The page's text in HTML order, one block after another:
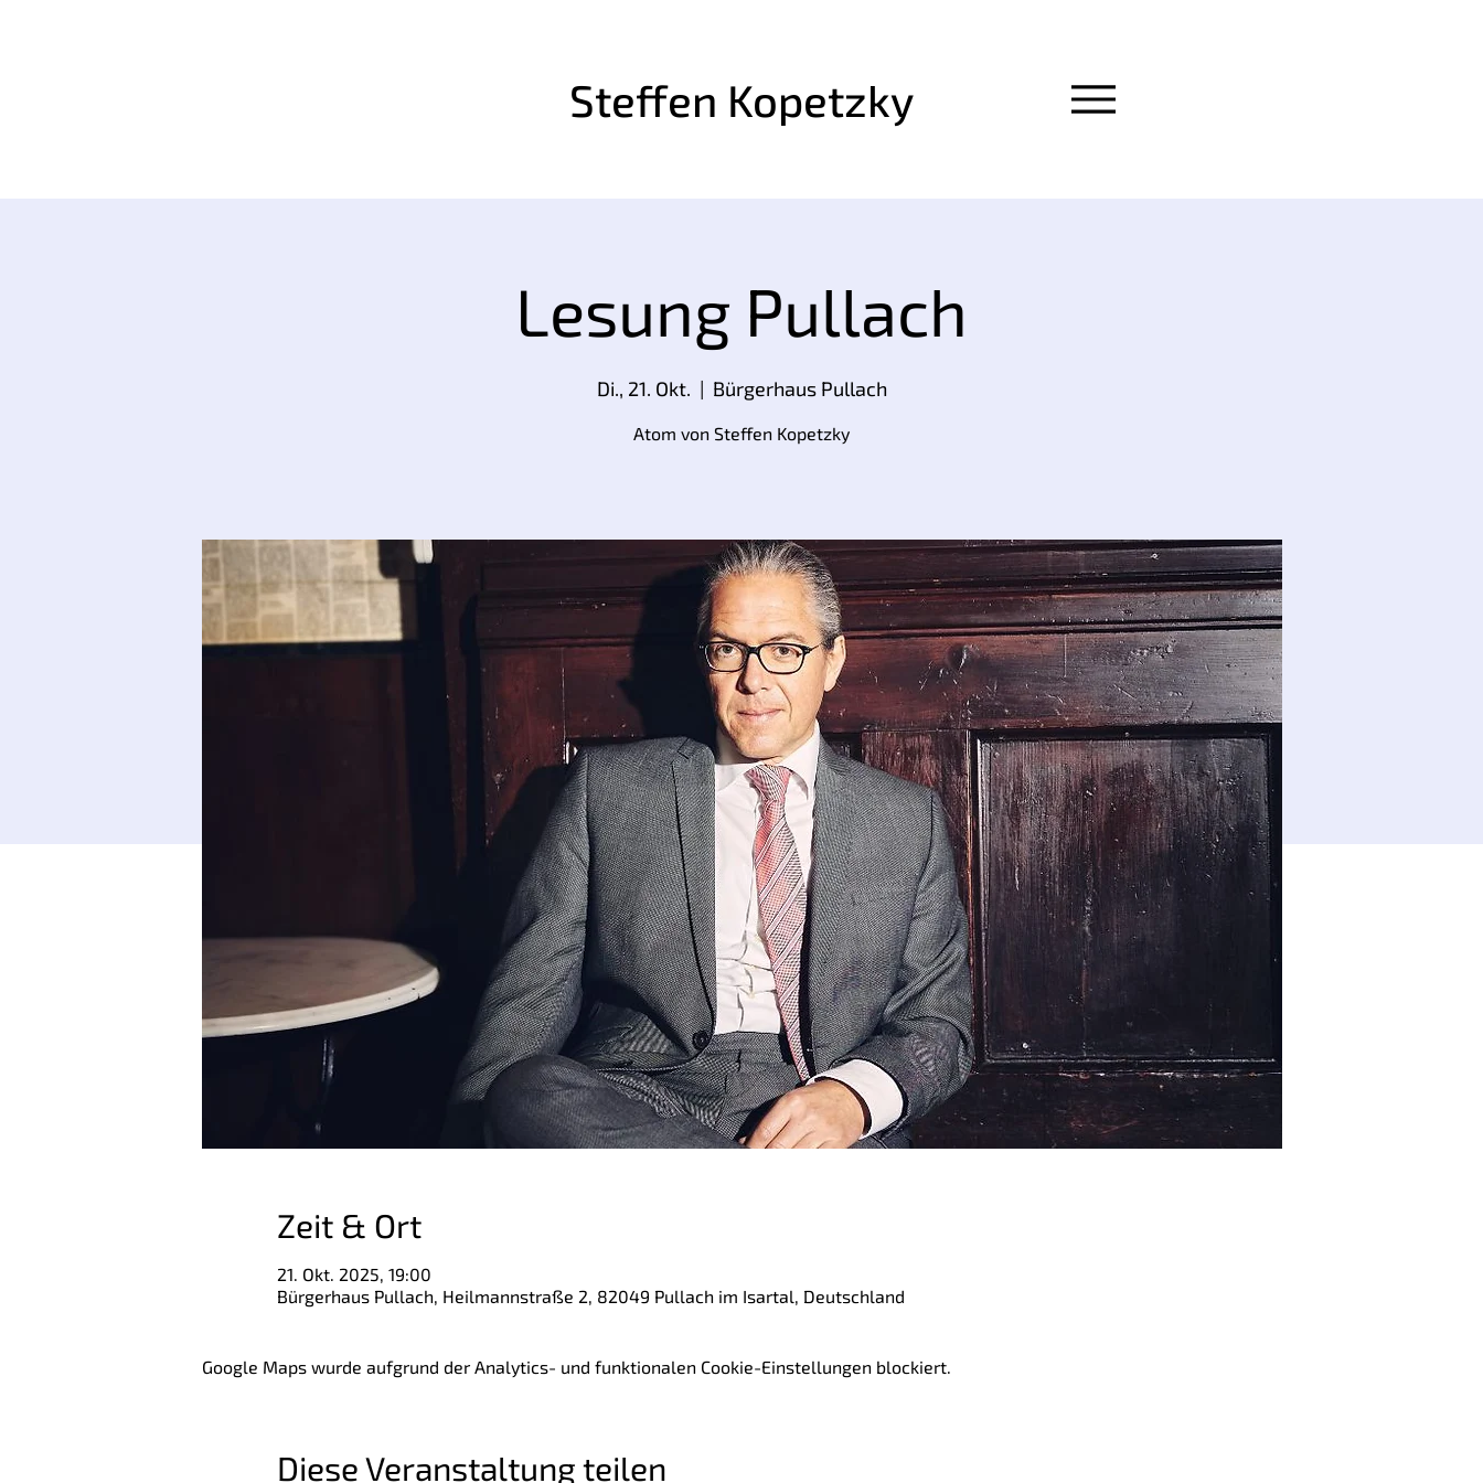
Steffen Kopetzky
Lesung Pullach
Di., 21. Okt.
  |
Bürgerhaus Pullach
Atom von Steffen Kopetzky
Zeit & Ort
21. Okt. 2025, 19:00
Bürgerhaus Pullach, Heilmannstraße 2, 82049 Pullach im Isartal, Deutschland
Google Maps wurde aufgrund der Analytics- und funktionalen Cookie-Einstellungen blockiert.
Diese Veranstaltung teilen